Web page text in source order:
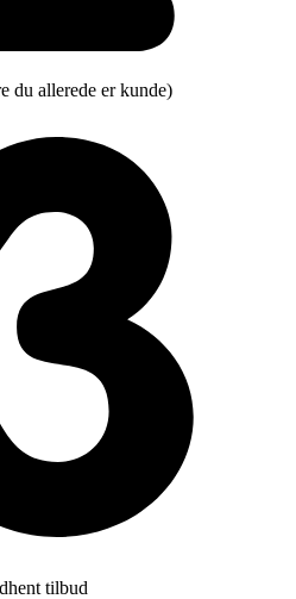
du allerede er kunde)
tilbud